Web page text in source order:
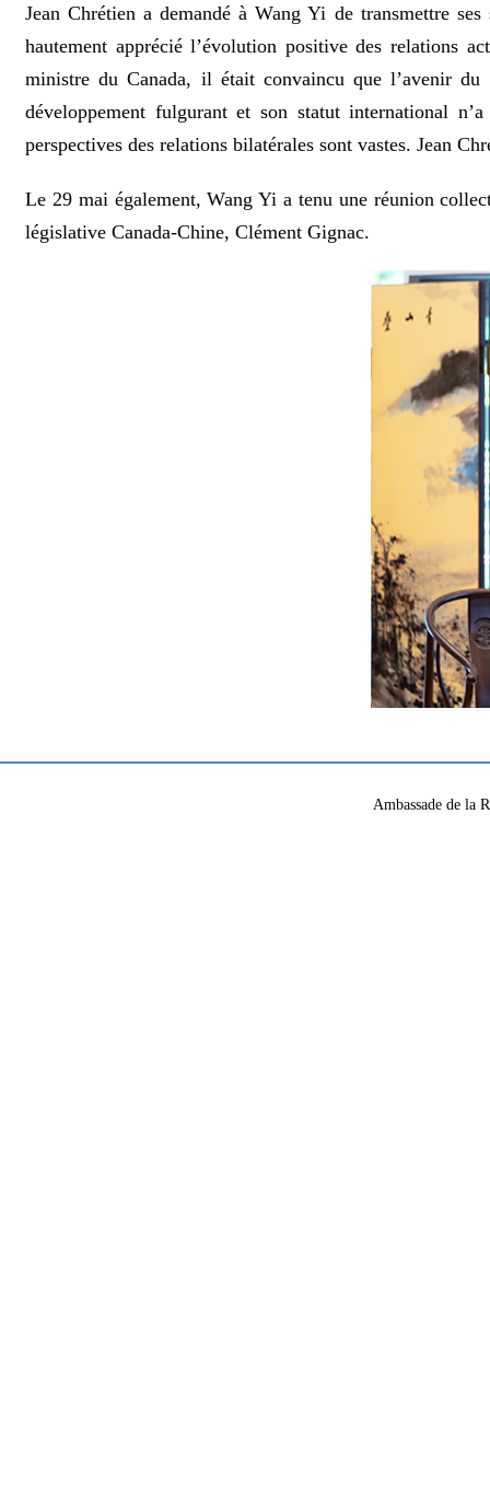
Jean Chrétien a demandé à Wang Yi de transmettre
hautement apprécié l’évolution positive des relations
ministre du Canada, il était convaincu que l’avenir
développement fulgurant et son statut international
perspectives des relations bilatérales sont vastes. Jean
Le 29 mai également, Wang Yi a tenu une réunion
législative Canada-Chine, Clément Gignac.
Ambassade de la